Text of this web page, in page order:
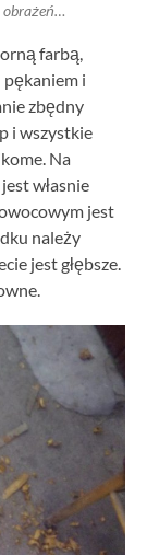
obrażeń…
farbą,
pękaniem i
zbędny
i wszystkie
Na
własnie
jest
należy
jest głębsze.